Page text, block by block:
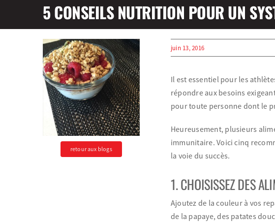
5 CONSEILS NUTRITION POUR UN
retour aux blogs
juin 13, 2016
Il est essentiel pour les
répondre aux besoins
pour toute personne dont le
Heureusement, plusieurs
immunitaire. Voici cinq
la voie du succès.
1. CHOISISSEZ DES
Ajoutez de la couleur à vos
de la papaye, des patates